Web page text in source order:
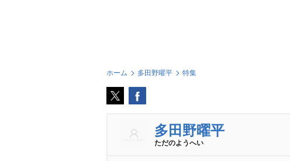
ホーム 多田野曜平 特集
多田野曜平
ただのようへい